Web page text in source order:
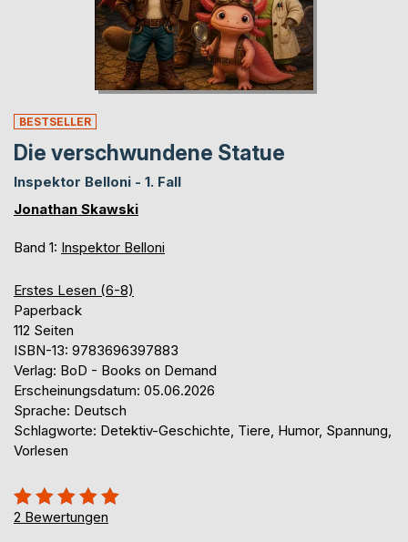
BESTSELLER
Die verschwundene Statue
Inspektor Belloni - 1. Fall
Jonathan Skawski
Band 1: Inspektor Belloni
Erstes Lesen (6-8)
Paperback
112 Seiten
ISBN-13: 9783696397883
Verlag: BoD - Books on Demand
Erscheinungsdatum: 05.06.2026
Sprache: Deutsch
Schlagworte: Detektiv-Geschichte, Tiere, Humor, Spannung,
Vorlesen
Bewertung::
100%
2 Bewertungen